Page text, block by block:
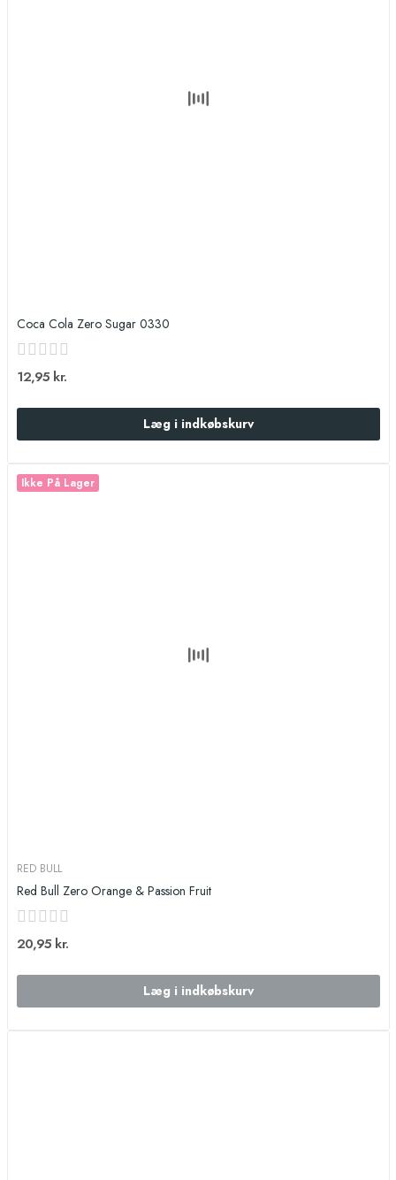
Coca Cola Zero Sugar 0330
12,95 kr.
Læg i indkøbskurv
Ikke På Lager
RED BULL
Red Bull Zero Orange & Passion Fruit
20,95 kr.
Læg i indkøbskurv